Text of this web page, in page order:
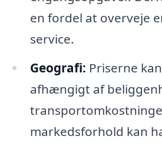
en fordel at overveje
service.
Geografi: Priserne
afhængigt af
markedsforhold kan